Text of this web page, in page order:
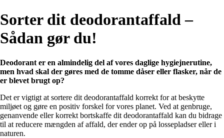
Sorter dit deodorantaffald –
Sådan gør du!
Deodorant er en almindelig del af vores daglige hygiejnerutine,
men hvad skal der gøres med de tomme dåser eller flasker, når de
er blevet brugt op?
Det er vigtigt at sortere dit deodorantaffald korrekt for at beskytte
miljøet og gøre en positiv forskel for vores planet. Ved at genbruge,
genanvende eller korrekt bortskaffe dit deodorantaffald kan du bidrage
til at reducere mængden af affald, der ender op på lossepladser eller i
naturen.